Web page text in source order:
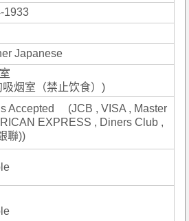
1933
Japanese
吸烟室（禁止饮食）)
Accepted (JCB , VISA , Master
EXPRESS , Diners Club ,
聯))